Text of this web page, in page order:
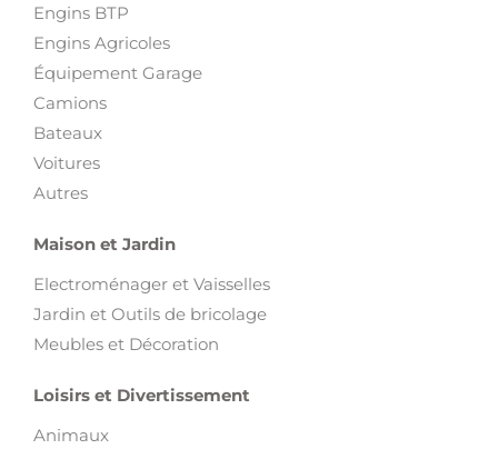
Engins BTP
Engins Agricoles
Équipement Garage
Camions
Bateaux
Voitures
Autres
Maison et Jardin
Electroménager et Vaisselles
Jardin et Outils de bricolage
Meubles et Décoration
Loisirs et Divertissement
Animaux